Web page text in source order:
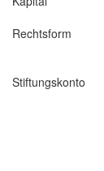
Rechtsform
Stiftungskonto